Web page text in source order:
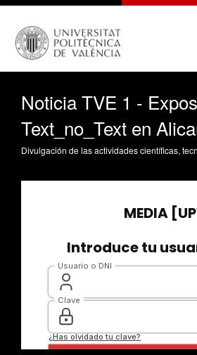
Noticia TVE 1 -
Text_no_Text en